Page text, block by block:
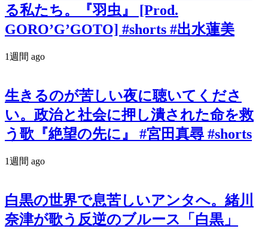
る私たち。『羽虫』 [Prod.
GORO’G’GOTO] #shorts #出水蓮美
1週間 ago
生きるのが苦しい夜に聴いてくださ
い。政治と社会に押し潰された命を救
う歌『絶望の先に』 #宮田真尋 #shorts
1週間 ago
白黒の世界で息苦しいアンタへ。緒川
奈津が歌う反逆のブルース「白黒」